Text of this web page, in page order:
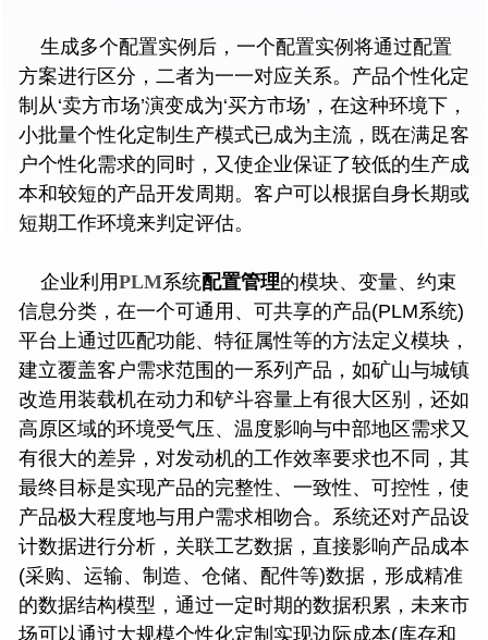
生成多个配置实例后，一个配置实例将通过配置
方案进行区分，二者为一一对应关系。产品个性化定
制从‘卖方市场’演变成为‘买方市场’，在这种环境下，
小批量个性化定制生产模式已成为主流，既在满足客
户个性化需求的同时，又使企业保证了较低的生产成
本和较短的产品开发周期。客户可以根据自身长期或
短期工作环境来判定评估。
企业利用PLM系统配置管理的模块、变量、约束
信息分类，在一个可通用、可共享的产品(PLM系统)
平台上通过匹配功能、特征属性等的方法定义模块，
建立覆盖客户需求范围的一系列产品，如矿山与城镇
改造用装载机在动力和铲斗容量上有很大区别，还如
高原区域的环境受气压、温度影响与中部地区需求又
有很大的差异，对发动机的工作效率要求也不同，其
最终目标是实现产品的完整性、一致性、可控性，使
产品极大程度地与用户需求相吻合。系统还对产品设
计数据进行分析，关联工艺数据，直接影响产品成本
(采购、运输、制造、仓储、配件等)数据，形成精准
的数据结构模型，通过一定时期的数据积累，未来市
场可以通过大规模个性化定制实现边际成本(库存和